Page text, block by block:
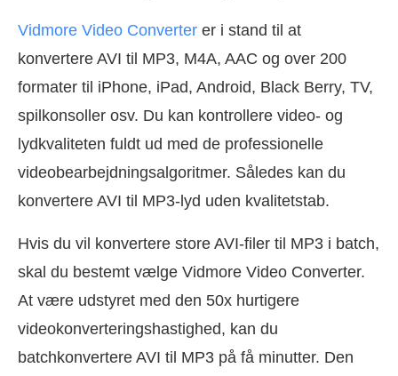
Vidmore Video Converter er i stand til at
konvertere AVI til MP3, M4A, AAC og over 200
formater til iPhone, iPad, Android, Black Berry, TV,
spilkonsoller osv. Du kan kontrollere video- og
lydkvaliteten fuldt ud med de professionelle
videobearbejdningsalgoritmer. Således kan du
konvertere AVI til MP3-lyd uden kvalitetstab.
Hvis du vil konvertere store AVI-filer til MP3 i batch,
skal du bestemt vælge Vidmore Video Converter.
At være udstyret med den 50x hurtigere
videokonverteringshastighed, kan du
batchkonvertere AVI til MP3 på få minutter. Den